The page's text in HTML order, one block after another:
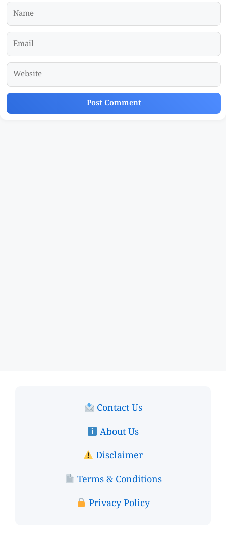
Name
Email
Website
Contact Us
About Us
Disclaimer
Terms & Conditions
Privacy Policy